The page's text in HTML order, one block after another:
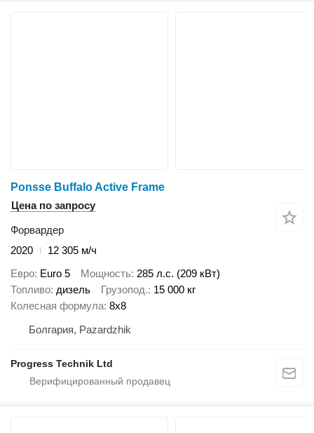
Ponsse Buffalo Active Frame
Цена по запросу
Форвардер
2020
12 305 м/ч
Евро Euro 5 Мощность 285 л.с. (209 кВт)
Топливо дизель Грузопод. 15 000 кг
Колесная формула 8x8
Болгария, Pazardzhik
Progress Technik Ltd